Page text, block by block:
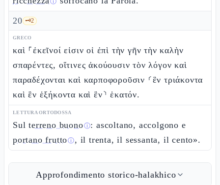
ⓘ
20 🗝️2
GRECO
καὶ ⸀ἐκεῖνοί εἰσιν οἱ ἐπὶ τὴν γῆν τὴν καλὴν
σπαρέντες, οἵτινες ἀκούουσιν τὸν λόγον καὶ
παραδέχονται καὶ καρποφοροῦσιν ⸂ἓν τριάκοντα
καὶ ἓν ἑξήκοντα καὶ ἓν⸃ ἑκατόν.
LETTURA ORTODOSSA
Sulterreno buonoⓘ: ascoltano, accolgono e
portano fruttoⓘ, il trenta, il sessanta, il cento».
Approfondimento storico-halakhico